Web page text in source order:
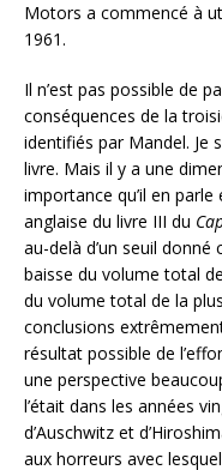
Motors a commencé à
1961.
Il n’est pas possible de
conséquences de la
identifiés par Mandel. Je
livre. Mais il y a une
importance qu’il en parle
anglaise du livre III du
au-delà d’un seuil
baisse du volume total
du volume total de la
conclusions
résultat possible de
une perspective
l’était dans les années
d’Auschwitz et
aux horreurs avec